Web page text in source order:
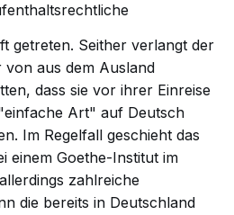
getreten. Seither verlangt der
von aus dem Ausland
dass sie vor ihrer Einreise
Art" auf Deutsch
Im Regelfall geschieht das
einem Goethe-Institut im
zahlreiche
die bereits in Deutschland